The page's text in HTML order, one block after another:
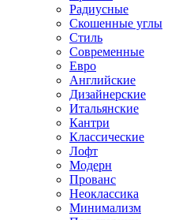
Радиусные
Скошенные углы
Стиль
Современные
Евро
Английские
Дизайнерские
Итальянские
Кантри
Классические
Лофт
Модерн
Прованс
Неоклассика
Минимализм